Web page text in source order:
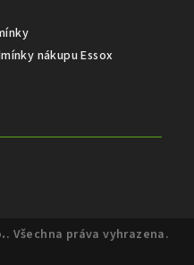
nákupu Essox
. Všechna práva vyhrazena.